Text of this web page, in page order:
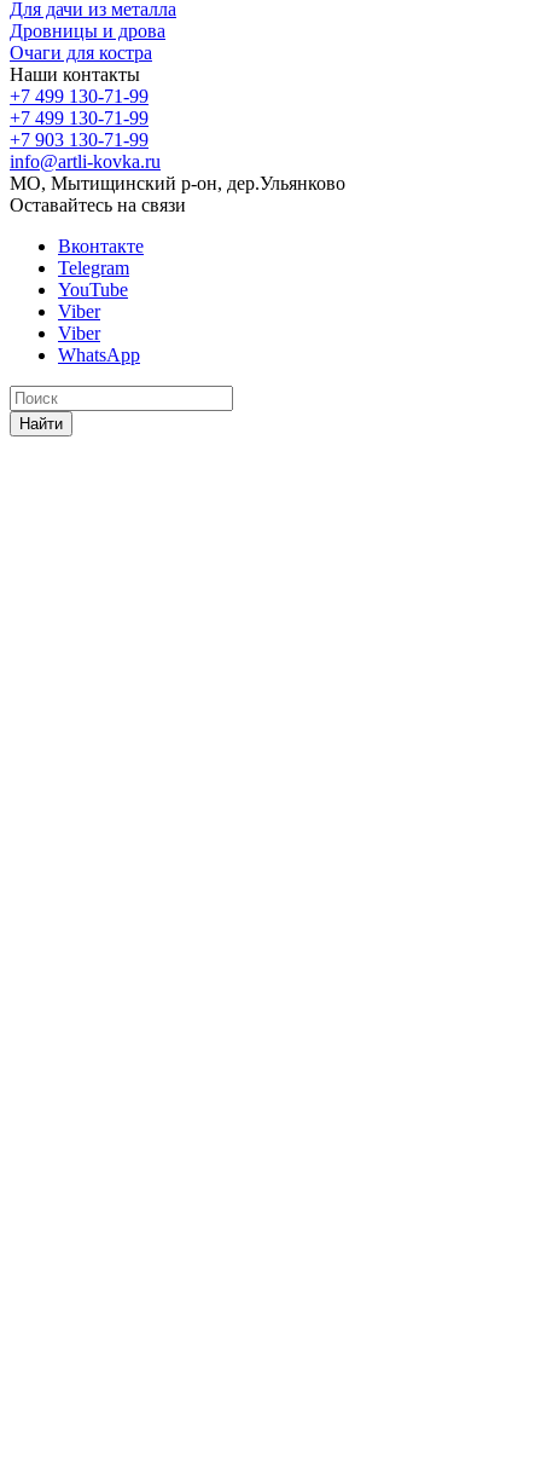
Для дачи из металла
Дровницы и дрова
Очаги для костра
Наши контакты
+7 499 130-71-99
+7 499 130-71-99
+7 903 130-71-99
info@artli-kovka.ru
МО, Мытищинский р-он, дер.Ульянково
Оставайтесь на связи
Вконтакте
Telegram
YouTube
Viber
Viber
WhatsApp
Найти